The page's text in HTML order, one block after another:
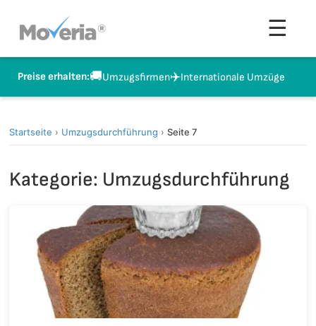
Inhalt
springen
☰
Preise erhalten:🚚Umzugsfirmen✈️Internationale Umzüge
Startseite › Umzugsdurchführung › Seite 7
Kategorie: Umzugsdurchführung